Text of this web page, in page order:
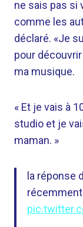
ne sais pas si
comme les
déclaré. «Je
pour
ma musique.
« Et je vais à
studio et je
maman. »
la réponse